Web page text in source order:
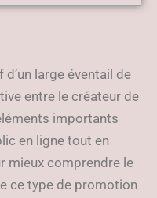
Instagram
large éventail de
entre le créateur de
importants
en ligne tout en
mieux comprendre le
ce type de promotion